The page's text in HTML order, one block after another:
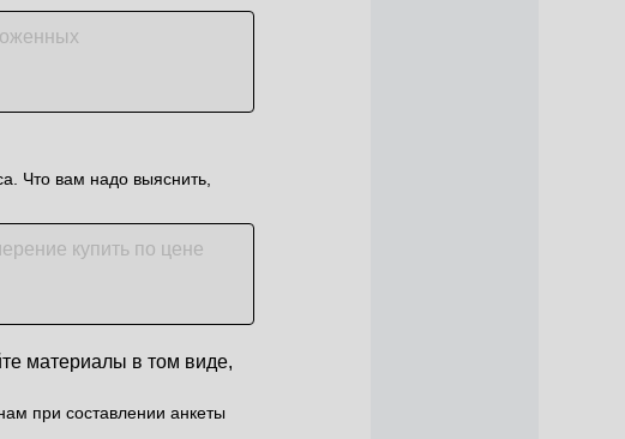
Что вам надо выяснить,
материалы в том виде,
при составлении анкеты